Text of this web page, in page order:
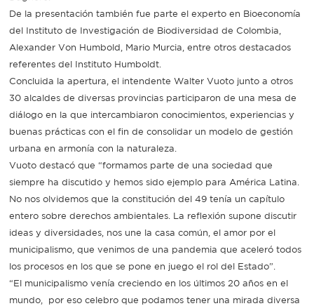
De la presentación también fue parte el experto en Bioeconomía
del Instituto de Investigación de Biodiversidad de Colombia,
Alexander Von Humbold, Mario Murcia, entre otros destacados
referentes del Instituto Humboldt.
Concluida la apertura, el intendente Walter Vuoto junto a otros
30 alcaldes de diversas provincias participaron de una mesa de
diálogo en la que intercambiaron conocimientos, experiencias y
buenas prácticas con el fin de consolidar un modelo de gestión
urbana en armonía con la naturaleza.
Vuoto destacó que “formamos parte de una sociedad que
siempre ha discutido y hemos sido ejemplo para América Latina.
No nos olvidemos que la constitución del 49 tenía un capítulo
entero sobre derechos ambientales. La reflexión supone discutir
ideas y diversidades, nos une la casa común, el amor por el
municipalismo, que venimos de una pandemia que aceleró todos
los procesos en los que se pone en juego el rol del Estado”.
“El municipalismo venía creciendo en los últimos 20 años en el
mundo, por eso celebro que podamos tener una mirada diversa